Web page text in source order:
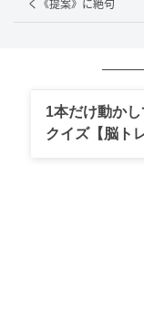
く《提案》に絶句
1本だけ動か
クイズ【脳トレ